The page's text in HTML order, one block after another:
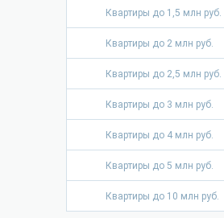
Квартиры до 1,5 млн руб.
Квартиры до 2 млн руб.
Квартиры до 2,5 млн руб.
Квартиры до 3 млн руб.
Квартиры до 4 млн руб.
Квартиры до 5 млн руб.
Квартиры до 10 млн руб.